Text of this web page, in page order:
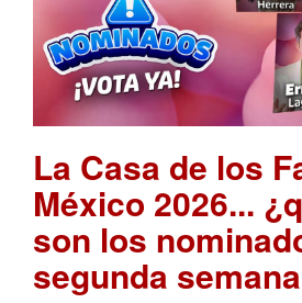
La Casa de los
México 2026...
son los
segunda